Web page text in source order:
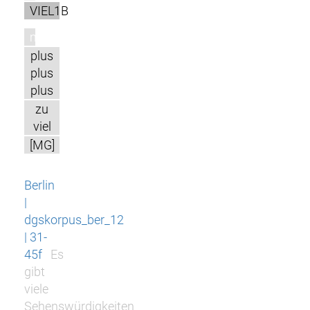
VIEL1B
m
plus
plus
plus
zu
viel
[MG]
Berlin
|
dgskorpus_ber_12
| 31-
45f
Es
gibt
viele
Sehenswürdigkeiten